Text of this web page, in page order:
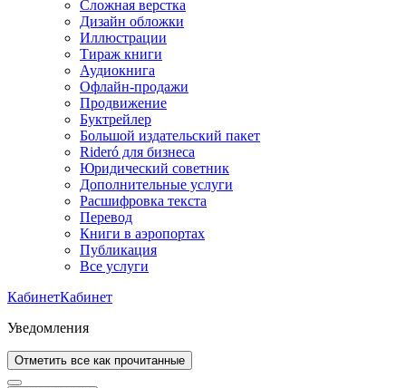
Сложная верстка
Дизайн обложки
Иллюстрации
Тираж книги
Аудиокнига
Офлайн-продажи
Продвижение
Буктрейлер
Большой издательский пакет
Rideró для бизнеса
Юридический советник
Дополнительные услуги
Расшифровка текста
Перевод
Книги в аэропортах
Публикация
Все услуги
КабинетКабинет
Уведомления
Отметить все как прочитанные